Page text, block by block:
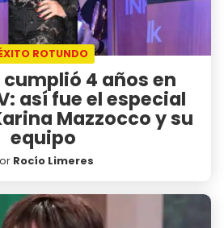
ROTUNDO
4 años en
así fue el especial
Mazzocco y su
equipo
Rocío Limeres